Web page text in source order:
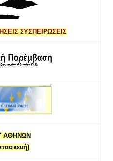
ΣΥΣΠΕΙΡΩΣΕΙΣ
ΑΘΗΝΩΝ